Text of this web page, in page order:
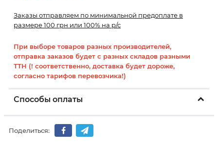
Заказы отправляем по минимальной предоплате в
размере 100 грн или 100% на р/с
При выборе товаров разных производителей,
отправка заказов будет с разных складов разными
ТТН (! соответственно, доставка будет дороже,
согласно тарифов перевозчика!)
Способы оплаты
Поделиться: